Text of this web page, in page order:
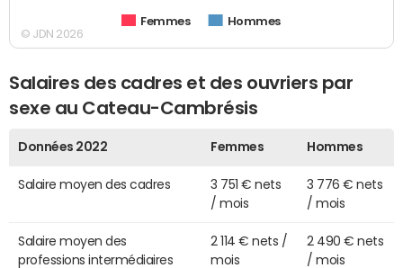
Femmes Hommes
© JDN 2026
Salaires des cadres et des ouvriers par
sexe au Cateau-Cambrésis
Données 2022 Femmes Hommes
Salaire moyen des cadres
3 751 € nets
/ mois
3 776 € nets
/ mois
Salaire moyen des
professions intermédiaires
2 114 € nets /
mois
2 490 € nets
/ mois